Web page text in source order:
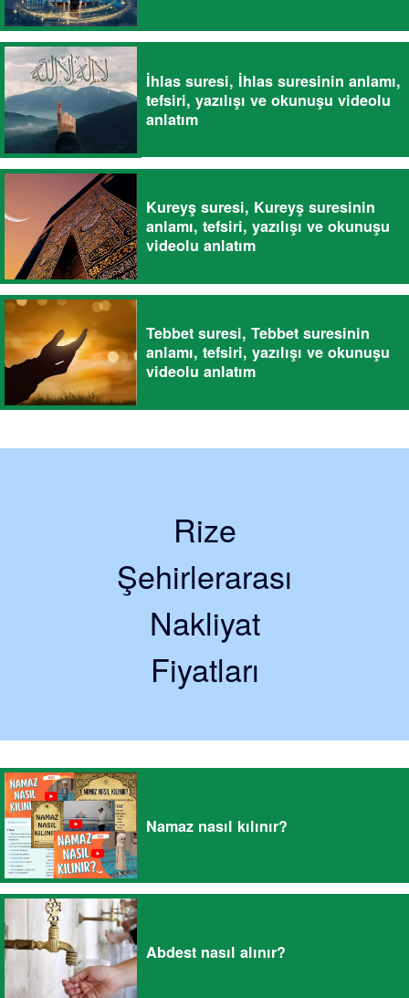
İhlas suresi, İhlas suresinin anlamı,
tefsiri, yazılışı ve okunuşu videolu
anlatım
Kureyş suresi, Kureyş suresinin
anlamı, tefsiri, yazılışı ve okunuşu
videolu anlatım
Tebbet suresi, Tebbet suresinin
anlamı, tefsiri, yazılışı ve okunuşu
videolu anlatım
Rize
Şehirlerarası
Nakliyat
Fiyatları
Namaz nasıl kılınır?
Abdest nasıl alınır?